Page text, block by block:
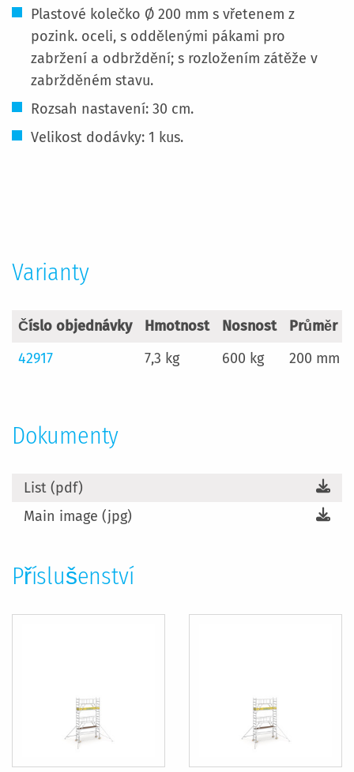
Plastové kolečko Ø 200 mm s vřetenem z
pozink. oceli, s oddělenými pákami pro
zabržení a odbrždění; s rozložením zátěže v
zabržděném stavu.
Rozsah nastavení: 30 cm.
Velikost dodávky: 1 kus.
Varianty
Číslo objednávky Hmotnost Nosnost
Průměr
42917
7,3 kg 600 kg 200 mm
Dokumenty
List (pdf)
Main image (jpg)
Příslušenství